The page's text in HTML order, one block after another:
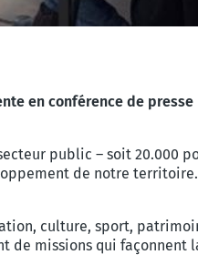
en conférence de
public – soit 20.000
de notre territoire.
culture, sport,
missions qui façonnent